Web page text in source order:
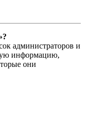
администраторов и
информацию,
они